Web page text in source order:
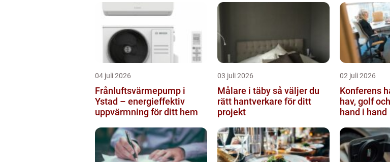
04 juli 2026
Frånluftsvärmepump i
Ystad – energieffektiv
uppvärmning för ditt hem
03 juli 2026
Målare i täby så väljer du
rätt hantverkare för ditt
projekt
02 juli 2026
Konferens
hav, golf
hand i hand